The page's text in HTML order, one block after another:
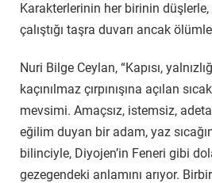
Karakterlerinin her birinin
çalıştığı taşra duvarı ancak
Nuri Bilge Ceylan, “Kapısı,
kaçınılmaz çırpınışına açılan
mevsimi. Amaçsız, istemsiz,
eğilim duyan bir adam, yaz
bilinciyle, Diyojen’in Feneri gibi
gezegendeki anlamını arıyor.